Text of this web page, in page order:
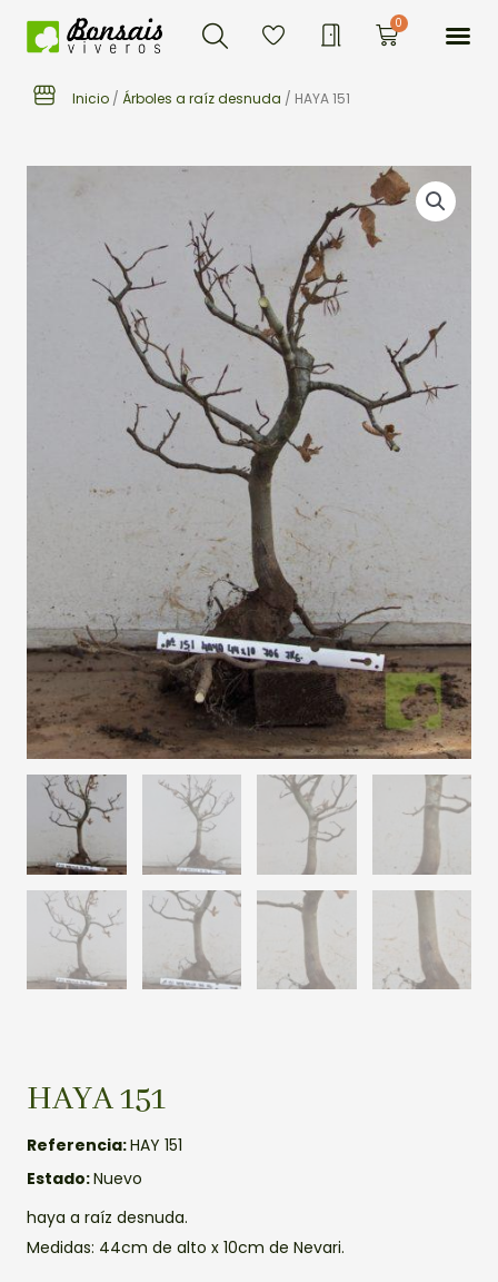
Buscar 0Carrito
Inicio / Árboles a raíz desnuda / HAYA 151
HAYA 151
Referencia:HAY 151
Estado:Nuevo
haya a raíz desnuda.
Medidas: 44cm de alto x 10cm de Nevari.